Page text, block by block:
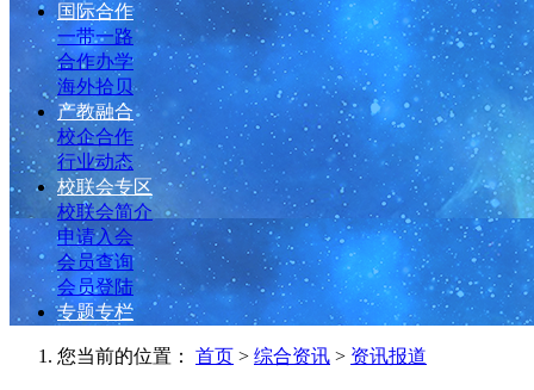
国际合作
一带一路
合作办学
海外拾贝
产教融合
校企合作
行业动态
校联会专区
校联会简介
申请入会
会员查询
会员登陆
专题专栏
您当前的位置： 首页 > 综合资讯 > 资讯报道